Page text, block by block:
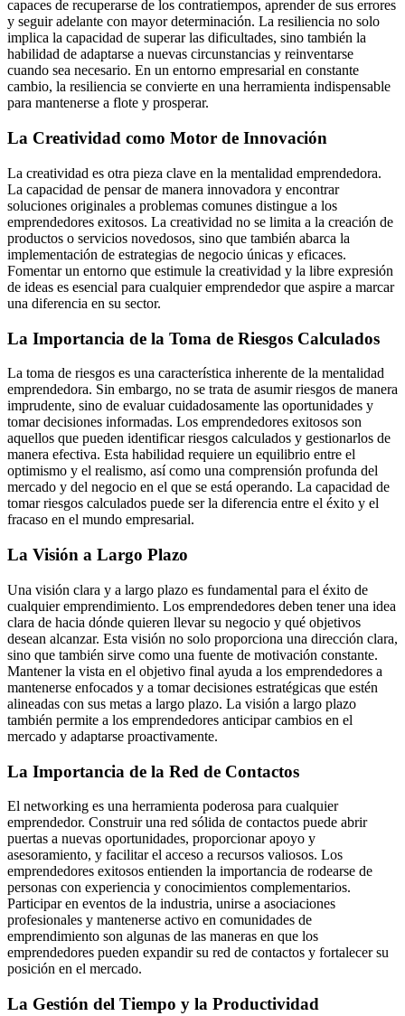
capaces de recuperarse de los contratiempos, aprender de sus errores
y seguir adelante con mayor determinación. La resiliencia no solo
implica la capacidad de superar las dificultades, sino también la
habilidad de adaptarse a nuevas circunstancias y reinventarse
cuando sea necesario. En un entorno empresarial en constante
cambio, la resiliencia se convierte en una herramienta indispensable
para mantenerse a flote y prosperar.
La Creatividad como Motor de Innovación
La creatividad es otra pieza clave en la mentalidad emprendedora.
La capacidad de pensar de manera innovadora y encontrar
soluciones originales a problemas comunes distingue a los
emprendedores exitosos. La creatividad no se limita a la creación de
productos o servicios novedosos, sino que también abarca la
implementación de estrategias de negocio únicas y eficaces.
Fomentar un entorno que estimule la creatividad y la libre expresión
de ideas es esencial para cualquier emprendedor que aspire a marcar
una diferencia en su sector.
La Importancia de la Toma de Riesgos Calculados
La toma de riesgos es una característica inherente de la mentalidad
emprendedora. Sin embargo, no se trata de asumir riesgos de manera
imprudente, sino de evaluar cuidadosamente las oportunidades y
tomar decisiones informadas. Los emprendedores exitosos son
aquellos que pueden identificar riesgos calculados y gestionarlos de
manera efectiva. Esta habilidad requiere un equilibrio entre el
optimismo y el realismo, así como una comprensión profunda del
mercado y del negocio en el que se está operando. La capacidad de
tomar riesgos calculados puede ser la diferencia entre el éxito y el
fracaso en el mundo empresarial.
La Visión a Largo Plazo
Una visión clara y a largo plazo es fundamental para el éxito de
cualquier emprendimiento. Los emprendedores deben tener una idea
clara de hacia dónde quieren llevar su negocio y qué objetivos
desean alcanzar. Esta visión no solo proporciona una dirección clara,
sino que también sirve como una fuente de motivación constante.
Mantener la vista en el objetivo final ayuda a los emprendedores a
mantenerse enfocados y a tomar decisiones estratégicas que estén
alineadas con sus metas a largo plazo. La visión a largo plazo
también permite a los emprendedores anticipar cambios en el
mercado y adaptarse proactivamente.
La Importancia de la Red de Contactos
El networking es una herramienta poderosa para cualquier
emprendedor. Construir una red sólida de contactos puede abrir
puertas a nuevas oportunidades, proporcionar apoyo y
asesoramiento, y facilitar el acceso a recursos valiosos. Los
emprendedores exitosos entienden la importancia de rodearse de
personas con experiencia y conocimientos complementarios.
Participar en eventos de la industria, unirse a asociaciones
profesionales y mantenerse activo en comunidades de
emprendimiento son algunas de las maneras en que los
emprendedores pueden expandir su red de contactos y fortalecer su
posición en el mercado.
La Gestión del Tiempo y la Productividad